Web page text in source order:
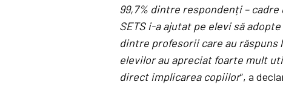
99,7% dintre respondenți –
SETS i-a ajutat pe elevi să
dintre profesorii care au
elevilor au apreciat foarte mult
direct implicarea copiilor”, a